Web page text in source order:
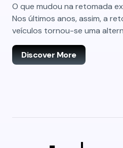
O que mudou na retomada
Nos últimos anos, assim, a
veículos tornou-se uma
Discover More